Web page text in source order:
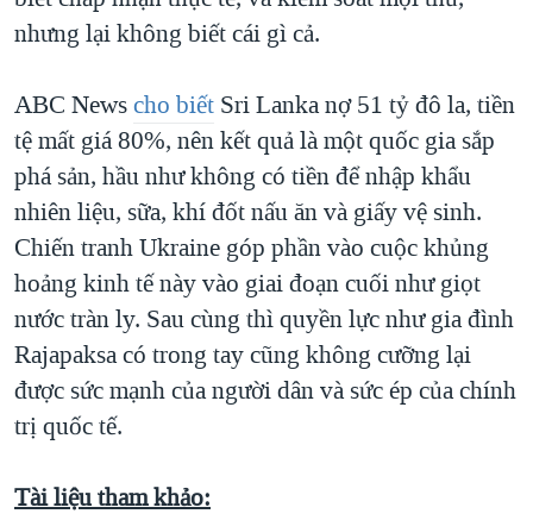
nhưng lại không biết cái gì cả.
ABC Newscho biết Sri Lanka nợ 51 tỷ đô la, tiền
tệ mất giá 80%, nên kết quả là một quốc gia sắp
phá sản, hầu như không có tiền để nhập khẩu
nhiên liệu, sữa, khí đốt nấu ăn và giấy vệ sinh.
Chiến tranh Ukraine góp phần vào cuộc khủng
hoảng kinh tế này vào giai đoạn cuối như giọt
nước tràn ly. Sau cùng thì quyền lực như gia đình
Rajapaksa có trong tay cũng không cưỡng lại
được sức mạnh của người dân và sức ép của chính
trị quốc tế.
Tài liệu tham khảo: